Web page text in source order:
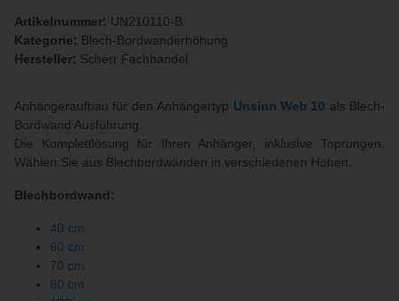
Artikelnummer: UN210110-B
Kategorie: Blech-Bordwanderhöhung
Hersteller: Scherr Fachhandel
Anhängeraufbau für den Anhängertyp Unsinn Web 10 als Blech-
Bordwand Ausführung.
Die Komplettlösung für Ihren Anhänger, inklusive Toprungen.
Wählen Sie aus Blechbordwänden in verschiedenen Höhen.
Blechbordwand:
40 cm
60 cm
70 cm
80 cm